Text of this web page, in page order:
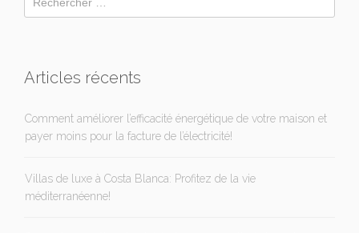
Articles récents
Comment améliorer l’efficacité énergétique de votre maison et
payer moins pour la facture de l’électricité!
Villas de luxe à Costa Blanca: Profitez de la vie
méditerranéenne!